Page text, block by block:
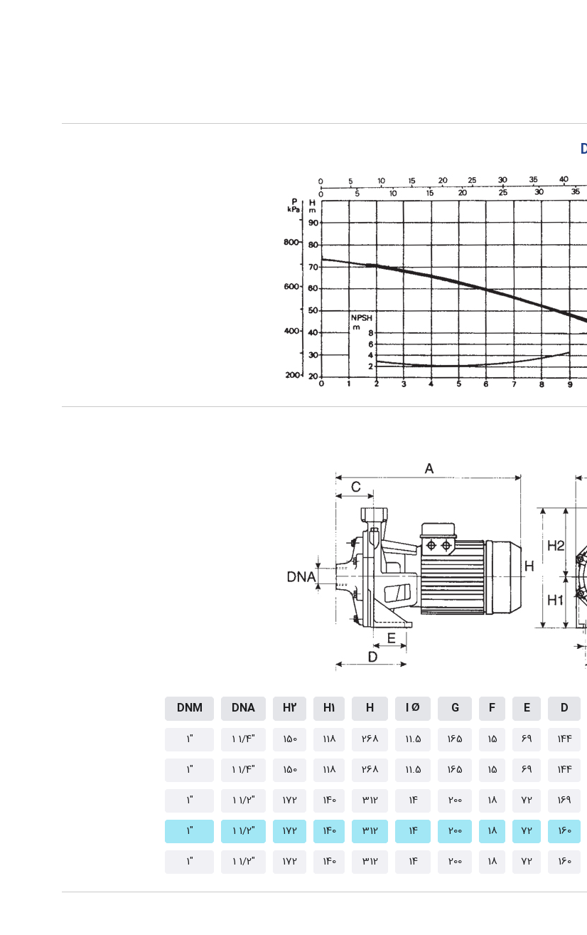
D
E
F
G
I Ø
H
H1
H2
DNA
DNM
144
69
15
165
11.5
268
118
150
"1/4 1
"1
144
69
15
165
11.5
268
118
150
"1/4 1
"1
169
72
18
200
14
312
140
172
"1/2 1
"1
160
72
18
200
14
312
140
172
"1/2 1
"1
160
72
18
200
14
312
140
172
"1/2 1
"1